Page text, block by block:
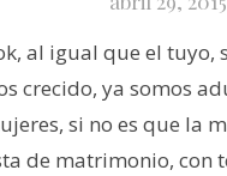
al igual que el
crecido, ya somos
si no es que la
de matrimonio, con